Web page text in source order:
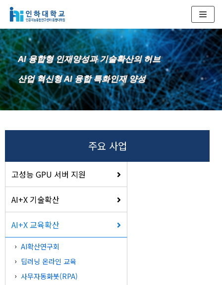
텐
츠
로
건
너
뛰
기
AI 융합형 인재양성과 기술확산의 허브
산업 혁신형 AI 융합 특화인재 양성
주요 사업
고성능 GPU 서버 지원
AI+X 기술확산
AI+X 교육확산
AI확산연구회
딥러닝 온라인 교육
사무자동화봇(RPA)